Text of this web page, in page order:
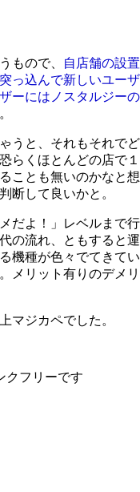
もので、
自店舗の設置
っ込んで新しいユーザ
ーにはノスタルジーの
うと、それもそれでど
らくほとんどの店で１
ことも無いのかなと想
断して良いかと。
だよ！」レベルまで行
の流れ、ともすると運
機種が色々でてきてい
メリット有りのデメリ
マジカペでした。
クフリーです